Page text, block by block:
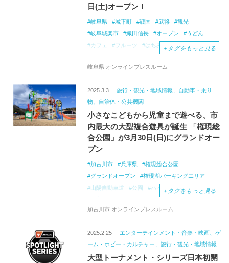
日(土)オープン！
岐阜県 城下町 戦国 武将
観光
岐阜城楽市
織田信長 オープン
うどん
カフェ
フルーツ はちみつ
ソフトクリーム
UP
＋ タグをもっと見る
岐阜県 オンラインプレスルーム
2025.3.3
旅行・観光・地域情報、自動車・乗り
物、自治体・公共機関
小さなこどもから児童まで遊べる、市
内最大の大型複合遊具が誕生 「権現総
合公園」が3月30日(日)にグランドオー
プン
加古川市 兵庫県
権現総合公園
グランドオープン
権現湖パーキングエリア
山陽自動車道
公園
ハイウェイオアシス
児童向け
＋ タグをもっと見る
加古川市 オンラインプレスルーム
2025.2.25
エンターテインメント・音楽・映画、ゲ
ーム・ホビー・カルチャー、旅行・観光・地域情報
大型トーナメント・シリーズ日本初開